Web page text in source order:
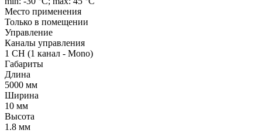
Место применения
Только в помещении
Управление
Каналы управления
1 CH (1 канал - Mono)
Габариты
Длина
5000 мм
Ширина
10 мм
Высота
1.8 мм